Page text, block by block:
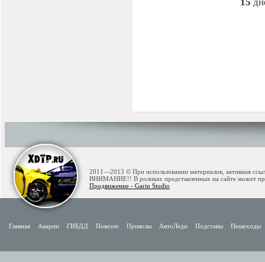
2011—2013 © При использовании материалов, активная
ВНИМАНИЕ!! В роликах представленных на сайте может
Продвижение - Garin Studio
Главная Аварии ГИБДД Повезло Приколы АвтоЛеди Подставы Пешеходы